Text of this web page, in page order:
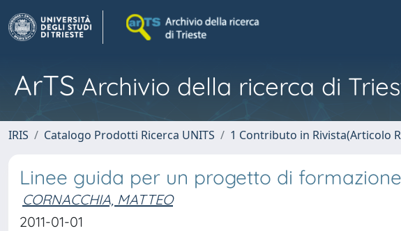
ArTS Archivio della ricerca di
IRIS Catalogo Prodotti Ricerca UNITS 1 Contributo in Rivista(Articolo
Linee guida per un progetto di
CORNACCHIA, MATTEO
2011-01-01